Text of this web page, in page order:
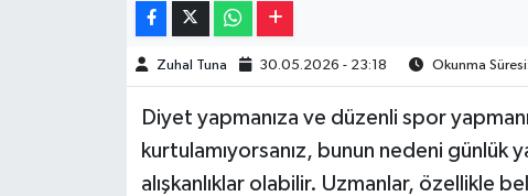
Zuhal Tuna 30.05.2026 - 23:18 Okunma
Diyet yapmanıza ve düzenli spor
kurtulamıyorsanız, bunun nedeni günlük
alışkanlıklar olabilir. Uzmanlar, özellikle
Teknoloji